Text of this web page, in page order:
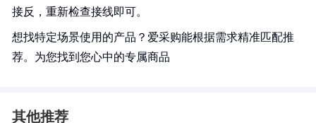
接反，重新检查接线即可。
想找特定场景使用的产品？爱采购能根据需求精准匹配推
荐。为您找到您心中的专属商品
其他推荐